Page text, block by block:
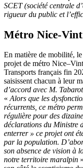
SCET (société centrale
rigueur du public et
Métro Nice-
En matière de mobilité,
projet de métro
Transports français fin
saisissent chacun à leur
d’accord avec M. Tabarot
« Alors que les
récurrents, ce métro
régulière pour des
déclarations du Ministre
enterrer » ce projet ont
par la population.
son absence de vision à
notre territoire maralpin